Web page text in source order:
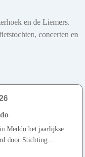
en de Liemers.
concerten en
Meddo het jaarlijkse
door Stichting...